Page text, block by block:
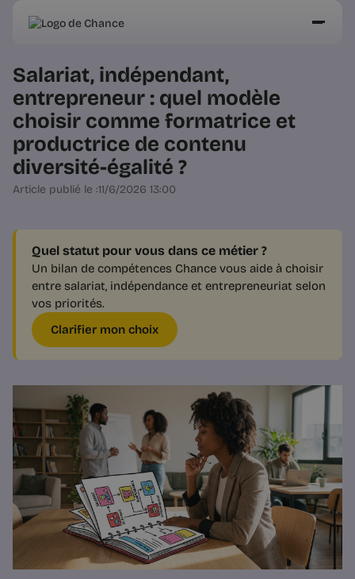
Salariat, indépendant,
entrepreneur : quel modèle
choisir comme formatrice et
productrice de contenu
diversité-égalité ?
Article publié le :11/6/2026 13:00
Quel statut pour vous dans ce métier ?
Un bilan de compétences Chance vous aide à choisir
entre salariat, indépendance et entrepreneuriat selon
vos priorités.
Clarifier mon choix